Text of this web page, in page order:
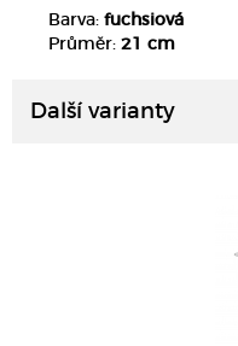
Barva: fuchsiová
Průměr: 21 cm
Další varianty